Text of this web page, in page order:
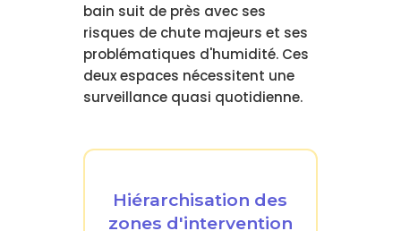
bain suit de près avec ses
risques de chute majeurs et ses
problématiques d'humidité. Ces
deux espaces nécessitent une
surveillance quasi quotidienne.
Hiérarchisation des
zones d'intervention